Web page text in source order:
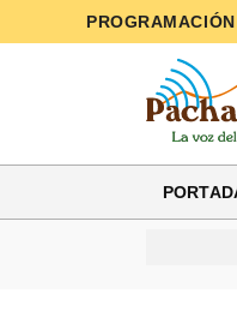
PROGRAMACIÓN